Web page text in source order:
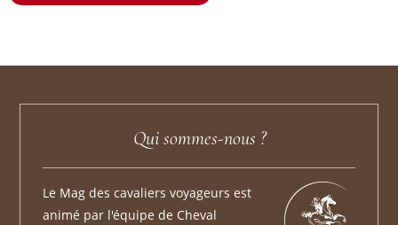
Qui sommes-nous ?
Le Mag des cavaliers voyageurs est
animé par l'équipe de Cheval